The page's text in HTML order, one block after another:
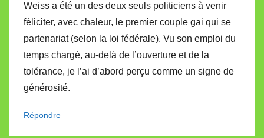
Weiss a été un des deux seuls politiciens à venir
féliciter, avec chaleur, le premier couple gai qui se
partenariat (selon la loi fédérale). Vu son emploi du
temps chargé, au-delà de l’ouverture et de la
tolérance, je l’ai d’abord perçu comme un signe de
générosité.
Répondre